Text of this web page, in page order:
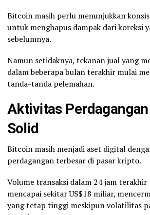
Bitcoin masih perlu menunjukkan
untuk menghapus dampak dari koreksi
sebelumnya.
Namun setidaknya, tekanan jual yang
dalam beberapa bulan terakhir mulai
tanda-tanda pelemahan.
Aktivitas
Solid
Bitcoin masih menjadi aset digital
perdagangan terbesar di pasar kripto.
Volume transaksi dalam 24 jam
mencapai sekitar US$18 miliar,
yang tetap tinggi meskipun volatilitas